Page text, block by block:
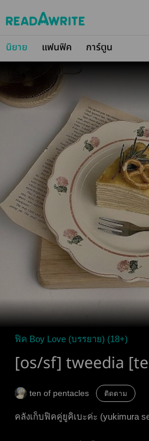
นิยาย แฟนฟิค การ์ตูน
ฟิค Boy Love (บรรยาย) (18+)
[os/sf] tweedia
ten of pentacles ติดตาม
คลังเก็บฟิคคู่ยูคิเบะค่ะ (yukimura